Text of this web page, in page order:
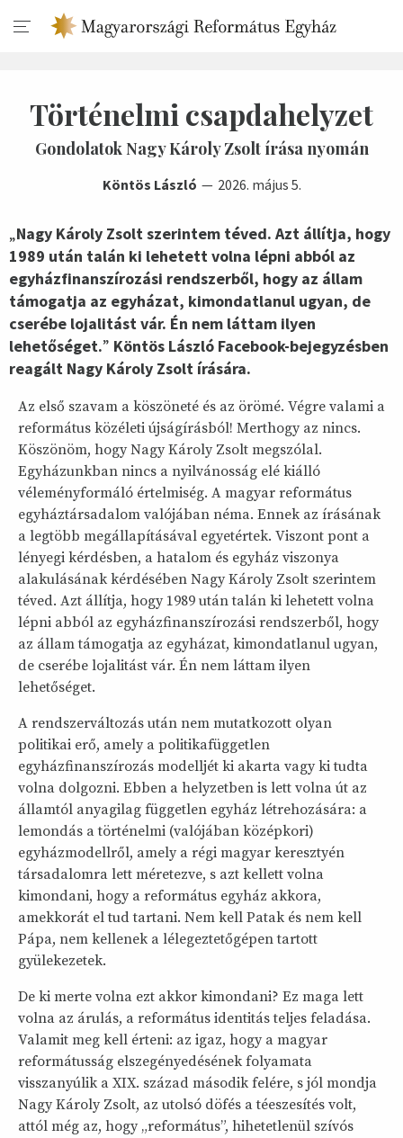
Történelmi csapdahelyzet
Gondolatok Nagy Károly Zsolt írása nyomán
Köntös László 2026. május 5.
„Nagy Károly Zsolt szerintem téved. Azt állítja, hogy
1989 után talán ki lehetett volna lépni abból az
egyházfinanszírozási rendszerből, hogy az állam
támogatja az egyházat, kimondatlanul ugyan, de
cserébe lojalitást vár. Én nem láttam ilyen
lehetőséget.” Köntös László Facebook-bejegyzésben
reagált Nagy Károly Zsolt írására.
Az első szavam a köszöneté és az örömé. Végre valami a
református közéleti újságírásból! Merthogy az nincs.
Köszönöm, hogy Nagy Károly Zsolt megszólal.
Egyházunkban nincs a nyilvánosság elé kiálló
véleményformáló értelmiség. A magyar református
egyháztársadalom valójában néma. Ennek az írásának
a legtöbb megállapításával egyetértek. Viszont pont a
lényegi kérdésben, a hatalom és egyház viszonya
alakulásának kérdésében Nagy Károly Zsolt szerintem
téved. Azt állítja, hogy 1989 után talán ki lehetett volna
lépni abból az egyházfinanszírozási rendszerből, hogy
az állam támogatja az egyházat, kimondatlanul ugyan,
de cserébe lojalitást vár. Én nem láttam ilyen
lehetőséget.
A rendszerváltozás után nem mutatkozott olyan
politikai erő, amely a politikafüggetlen
egyházfinanszírozás modelljét ki akarta vagy ki tudta
volna dolgozni. Ebben a helyzetben is lett volna út az
államtól anyagilag független egyház létrehozására: a
lemondás a történelmi (valójában középkori)
egyházmodellről, amely a régi magyar keresztyén
társadalomra lett méretezve, s azt kellett volna
kimondani, hogy a református egyház akkora,
amekkorát el tud tartani. Nem kell Patak és nem kell
Pápa, nem kellenek a lélegeztetőgépen tartott
gyülekezetek.
De ki merte volna ezt akkor kimondani? Ez maga lett
volna az árulás, a református identitás teljes feladása.
Valamit meg kell érteni: az igaz, hogy a magyar
reformátusság elszegényedésének folyamata
visszanyúlik a XIX. század második felére, s jól mondja
Nagy Károly Zsolt, az utolsó döfés a téeszesítés volt,
attól még az, hogy „református”, hihetetlenül szívós